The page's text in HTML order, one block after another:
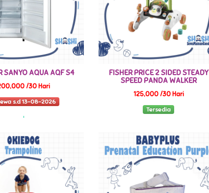
SANYO AQUA AQF S4
/30 Hari
s.d 13-08-2026
FISHER PRICE 2 SIDED STEADY
SPEED PANDA WALKER
125,000 /30 Hari
Tersedia